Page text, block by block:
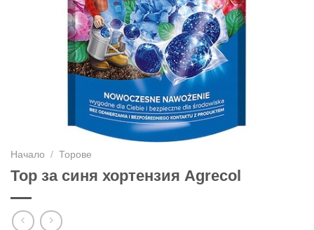
Начало / Торове
Тор за синя хортензия Agrecol